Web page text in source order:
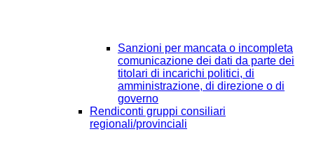
Sanzioni per mancata o incompleta
comunicazione dei dati da parte dei
titolari di incarichi politici, di
amministrazione, di direzione o di
governo
Rendiconti gruppi consiliari
regionali/provinciali